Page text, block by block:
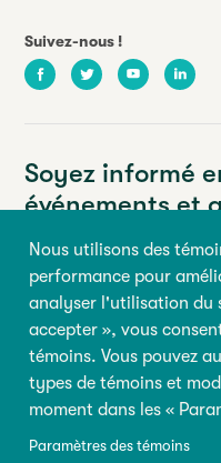
Nous utilisons des
performance pour
analyser l'utilisation du
accepter », vous
témoins. Vous pouvez
types de témoins et
moment dans les «
Paramètres des témoins
Suivez-nous !
FacebookTwitter YoutubeLinkedIn
Soyez informé
événements et
Votre adresse courriel
Prénom
M’inscrire